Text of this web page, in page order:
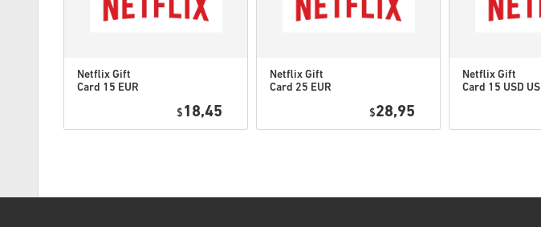
Netflix Gift
Card 15 EUR
$ 18,45
Netflix Gift
Card 25 EUR
$28,95
Netflix Gift
Card 15 USD US